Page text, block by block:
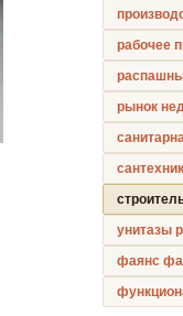
рабочее
рынок
унитазы
фаянс